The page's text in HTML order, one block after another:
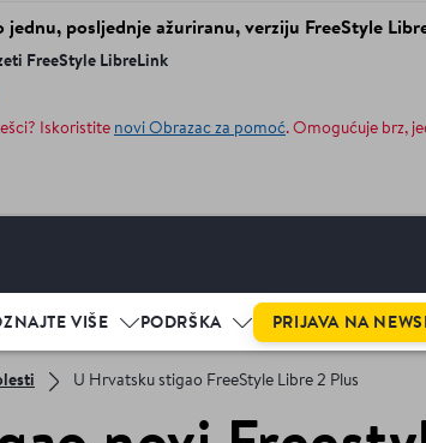
posljednje ažuriranu, verziju FreeStyle
FreeStyle LibreLink
Iskoristite novi Obrazac za pomoć. Omogućuje brz,
VIŠE PODRŠKA PRIJAVA NA
U Hrvatsku stigao FreeStyle Libre 2 Plus